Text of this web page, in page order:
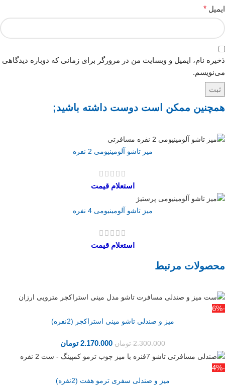
ایمیل *
ذخیره نام، ایمیل و وبسایت من در مرورگر برای زمانی که دوباره دیدگاهی
می‌نویسم.
همچنین ممکن است دوست داشته باشید;
میز تاشو آلومینیومی 2 نفره
استعلام قیمت
میز تاشو آلومینیومی 4 نفره
استعلام قیمت
محصولات مرتبط
-6%
میز و صندلی تاشو مینی استراکچر (2نفره)
2.300.000 تومان 2.170.000 تومان
-4%
میز و صندلی سفری ترمو هفت (2نفره)